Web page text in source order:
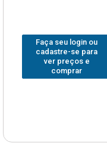
Faça seu login ou
cadastre-se para
ver preços e
comprar